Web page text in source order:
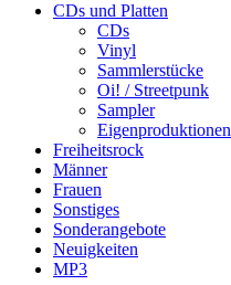
CDs und Platten
CDs
Vinyl
Sammlerstücke
Oi! / Streetpunk
Sampler
Eigenproduktionen
Freiheitsrock
Männer
Frauen
Sonstiges
Sonderangebote
Neuigkeiten
MP3